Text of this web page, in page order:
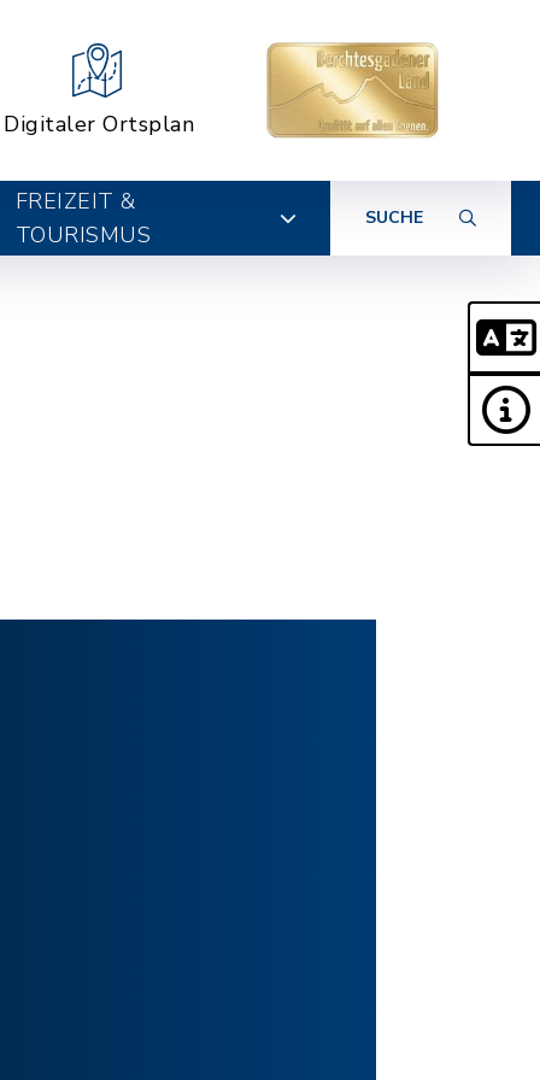
Digitaler Ortsplan
FREIZEIT &
TOURISMUS
SUCHE